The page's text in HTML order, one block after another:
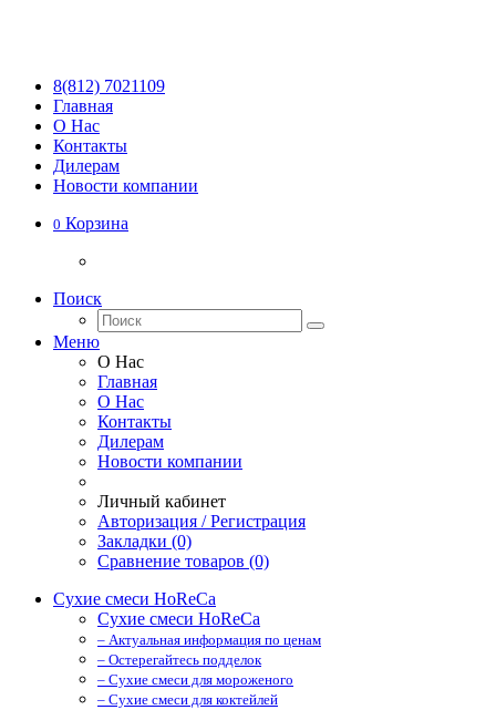
8(812) 7021109
Главная
О Нас
Контакты
Дилерам
Новости компании
0 Корзина
Поиск
Меню
О Нас
Главная
О Нас
Контакты
Дилерам
Новости компании
Личный кабинет
Авторизация / Регистрация
Закладки (0)
Сравнение товаров (0)
Сухие смеси HoReCa
Сухие смеси HoReCa
– Актуальная информация по ценам
– Остерегайтесь подделок
– Сухие смеси для мороженого
– Сухие смеси для коктейлей